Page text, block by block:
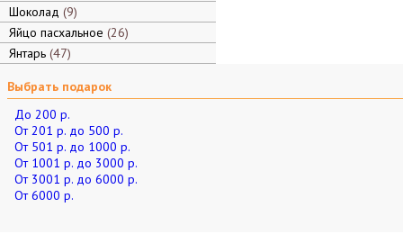
Шоколад 9
Яйцо пасхальное 26
Янтарь 47
Выбрать подарок
До 200 р.
От 201 р. до 500 р.
От 501 р. до 1000 р.
От 1001 р. до 3000 р.
От 3001 р. до 6000 р.
От 6000 р.